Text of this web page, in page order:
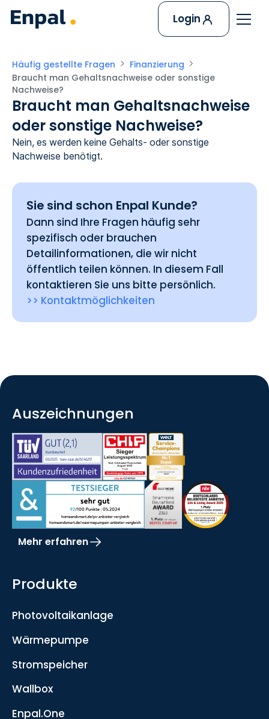
Login
Häufig gestellte Fragen
Finanzierung
Braucht man Gehaltsnachweise oder sonstige
Nachweise?
Braucht man Gehaltsnachweise
oder sonstige Nachweise?
Nein, es werden keine Gehalts- oder sonstige
Nachweise benötigt.
Sie sind schon Enpal Kunde?
Dann sind Ihre Fragen häufig sehr
spezifisch oder brauchen
Detailinformationen, die wir nicht
öffentlich teilen können. In diesem Fall
kontaktieren Sie uns bitte persönlich.
>> Kontaktmöglichkeiten
Auszeichnungen
Mehr erfahren
Produkte
Photovoltaikanlage
Wärmepumpe
Stromspeicher
Wallbox
Enpal.One